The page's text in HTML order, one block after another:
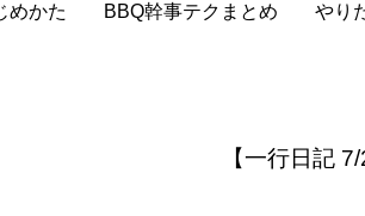
めかた BBQ幹事テクまとめ やり
【一行日記